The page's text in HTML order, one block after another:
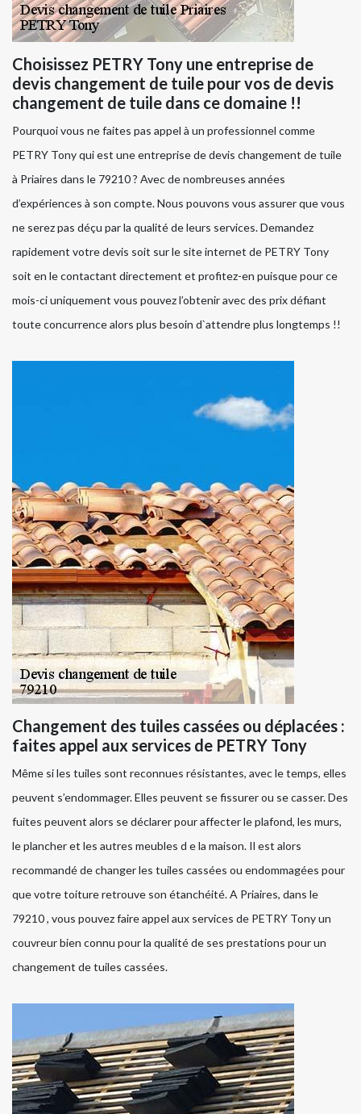
Choisissez PETRY Tony une entreprise de
devis changement de tuile pour vos de devis
changement de tuile dans ce domaine !!
Pourquoi vous ne faites pas appel à un professionnel comme
PETRY Tony qui est une entreprise de devis changement de tuile
à Priaires dans le 79210 ? Avec de nombreuses années
d’expériences à son compte. Nous pouvons vous assurer que vous
ne serez pas déçu par la qualité de leurs services. Demandez
rapidement votre devis soit sur le site internet de PETRY Tony
soit en le contactant directement et profitez-en puisque pour ce
mois-ci uniquement vous pouvez l’obtenir avec des prix défiant
toute concurrence alors plus besoin d`attendre plus longtemps !!
Changement des tuiles cassées ou déplacées :
faites appel aux services de PETRY Tony
Même si les tuiles sont reconnues résistantes, avec le temps, elles
peuvent s’endommager. Elles peuvent se fissurer ou se casser. Des
fuites peuvent alors se déclarer pour affecter le plafond, les murs,
le plancher et les autres meubles d e la maison. Il est alors
recommandé de changer les tuiles cassées ou endommagées pour
que votre toiture retrouve son étanchéité. A Priaires, dans le
79210 , vous pouvez faire appel aux services de PETRY Tony un
couvreur bien connu pour la qualité de ses prestations pour un
changement de tuiles cassées.